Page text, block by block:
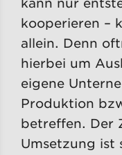
kooperieren –
allein. Denn
hierbei um
eigene
Produktion
betreffen. Der
Umsetzung ist